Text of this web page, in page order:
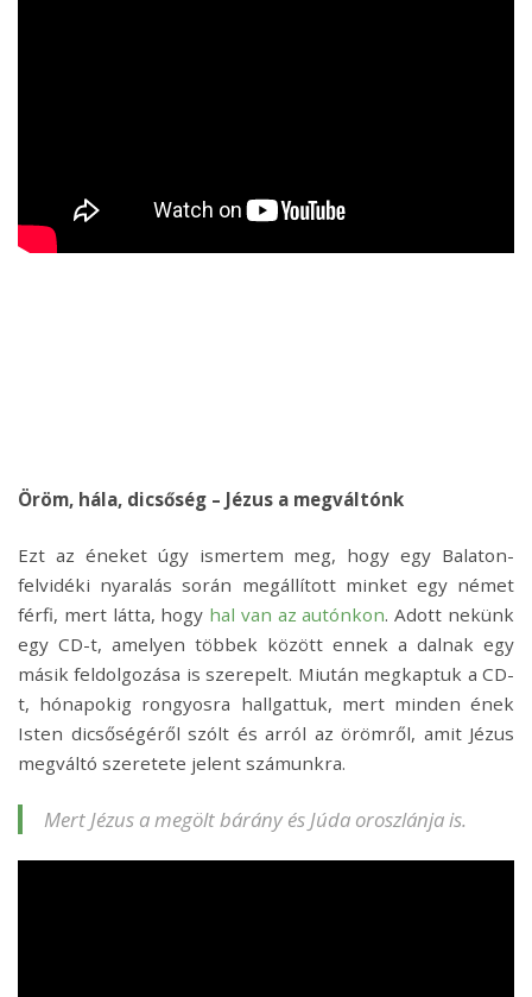
Öröm, hála, dicsőség – Jézus a megváltónk
Ezt az éneket úgy ismertem meg, hogy egy Balaton-
felvidéki nyaralás során megállított minket egy német
férfi, mert látta, hogy hal van az autónkon. Adott nekünk
egy CD-t, amelyen többek között ennek a dalnak egy
másik feldolgozása is szerepelt. Miután megkaptuk a CD-
t, hónapokig rongyosra hallgattuk, mert minden ének
Isten dicsőségéről szólt és arról az örömről, amit Jézus
megváltó szeretete jelent számunkra.
Mert Jézus a megölt bárány és Júda oroszlánja is.